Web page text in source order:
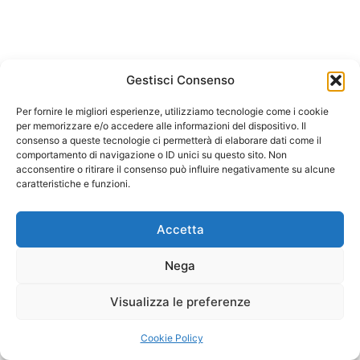
Gestisci Consenso
Per fornire le migliori esperienze, utilizziamo tecnologie come i cookie
per memorizzare e/o accedere alle informazioni del dispositivo. Il
consenso a queste tecnologie ci permetterà di elaborare dati come il
comportamento di navigazione o ID unici su questo sito. Non
acconsentire o ritirare il consenso può influire negativamente su alcune
caratteristiche e funzioni.
Accetta
Nega
Visualizza le preferenze
Cookie Policy